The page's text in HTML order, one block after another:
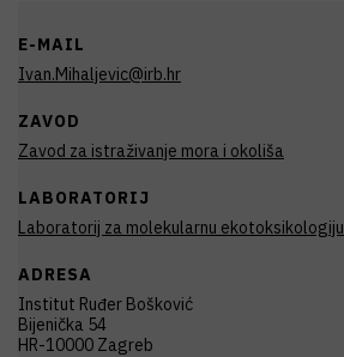
E-MAIL
Ivan.Mihaljevic@irb.hr
ZAVOD
Zavod za istraživanje mora i okoliša
LABORATORIJ
Laboratorij za molekularnu ekotoksikologiju
ADRESA
Institut Ruđer Bošković
Bijenička 54
HR-10000 Zagreb